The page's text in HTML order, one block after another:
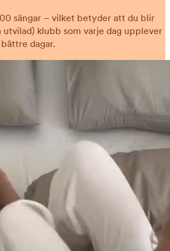
sängar – vilket betyder att du blir
utvilad) klubb som varje dag upplever
dagar.